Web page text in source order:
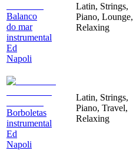
Balanco
do mar
instrumental
Ed
Napoli
Latin, Strings,
Piano, Lounge,
Relaxing
Borboletas
instrumental
Ed
Napoli
Latin, Strings,
Piano, Travel,
Relaxing